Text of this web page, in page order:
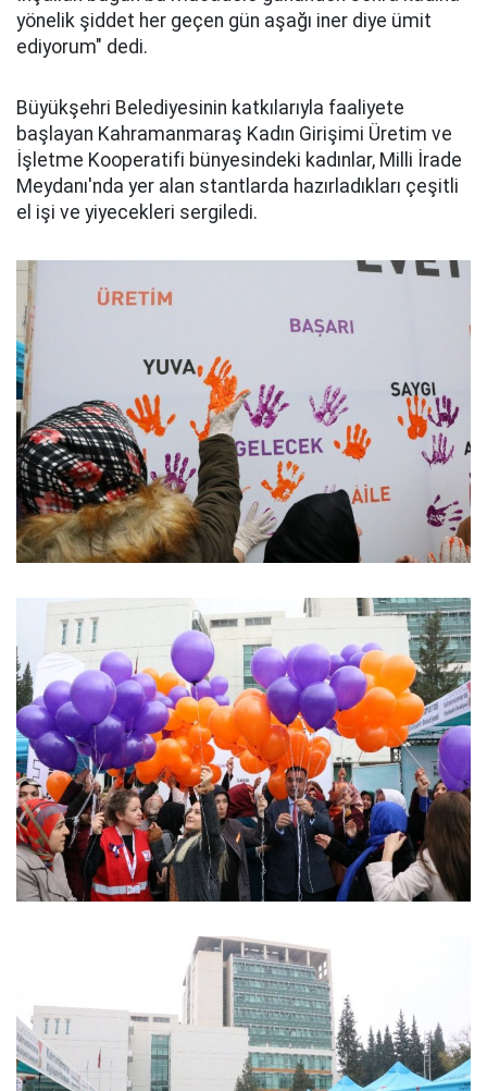
yönelik şiddet her geçen gün aşağı iner diye ümit
ediyorum" dedi.
Büyükşehri Belediyesinin katkılarıyla faaliyete
başlayan Kahramanmaraş Kadın Girişimi Üretim ve
İşletme Kooperatifi bünyesindeki kadınlar, Milli İrade
Meydanı'nda yer alan stantlarda hazırladıkları çeşitli
el işi ve yiyecekleri sergiledi.